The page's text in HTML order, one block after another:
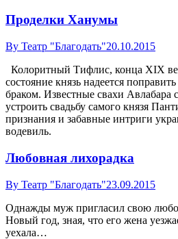
Проделки Ханумы
By Театр "Благодать"20.10.2015
Колоритный Тифлис, конца XIX
состояние князь надеется
браком. Известные свахи Авлабара
устроить свадьбу самого князя
признания и забавные интриги
водевиль.
Любовная лихорадка
By Театр "Благодать"23.09.2015
Однажды муж пригласил свою
Новый год, зная, что его жена
уехала…